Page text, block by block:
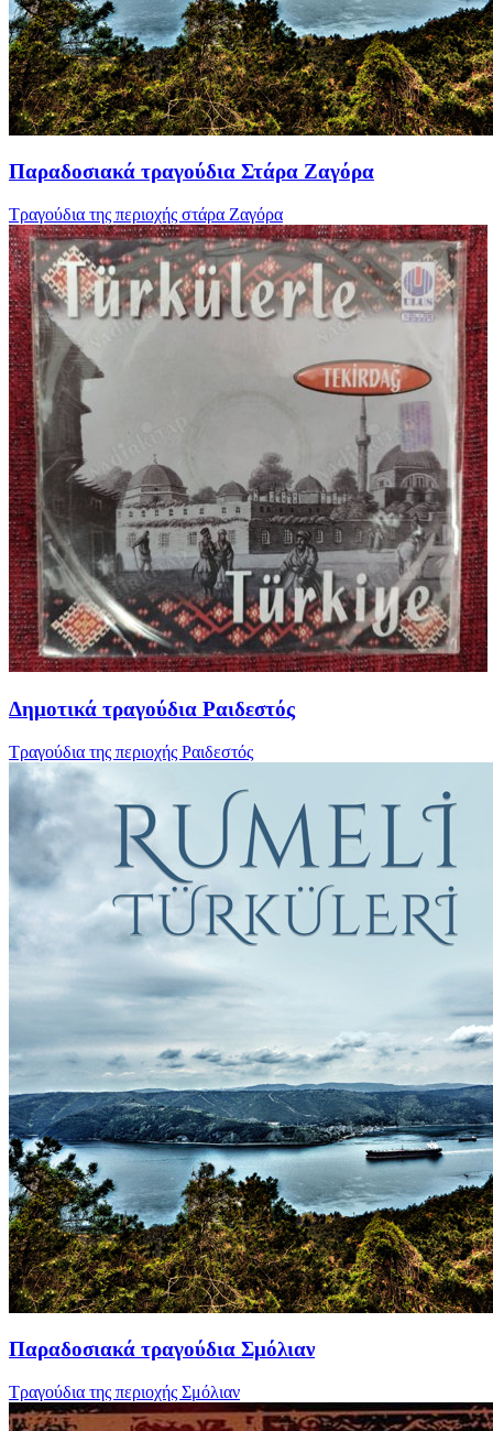
Παραδοσιακά τραγούδια Στάρα Ζαγόρα
Τραγούδια της περιοχής στάρα Ζαγόρα
Δημοτικά τραγούδια Ραιδεστός
Τραγούδια της περιοχής Ραιδεστός
Παραδοσιακά τραγούδια Σμόλιαν
Τραγούδια της περιοχής Σμόλιαν